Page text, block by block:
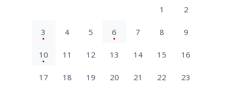
1 2
3 4 5 6 7 8 9
10 11 12 13 14 15 16
17 18 19 20 21 22 23